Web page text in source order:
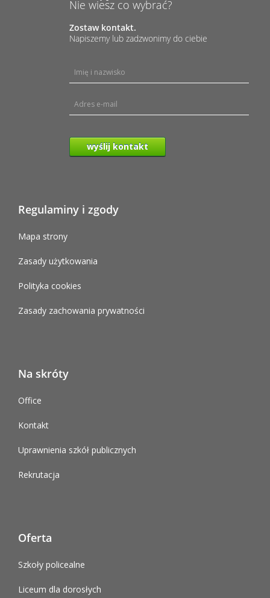
Nie wiesz co wybrać?
Zostaw kontakt.
Napiszemy lub zadzwonimy do ciebie
wyślij kontakt
Regulaminy i zgody
Mapa strony
Zasady użytkowania
Polityka cookies
Zasady zachowania prywatności
Na skróty
Office
Kontakt
Uprawnienia szkół publicznych
Rekrutacja
Oferta
Szkoły policealne
Liceum dla dorosłych